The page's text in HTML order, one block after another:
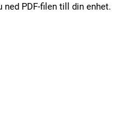
ned PDF-filen till din enhet.